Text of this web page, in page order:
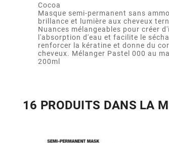
Cocoa
Masque semi-permanent sans
brillance et lumière aux cheveux
Nuances mélangeables pour créer
l'absorption d'eau et facilite le
renforcer la kératine et donne du
cheveux. Mélanger Pastel 000 au
200ml
16 PRODUITS DANS LA